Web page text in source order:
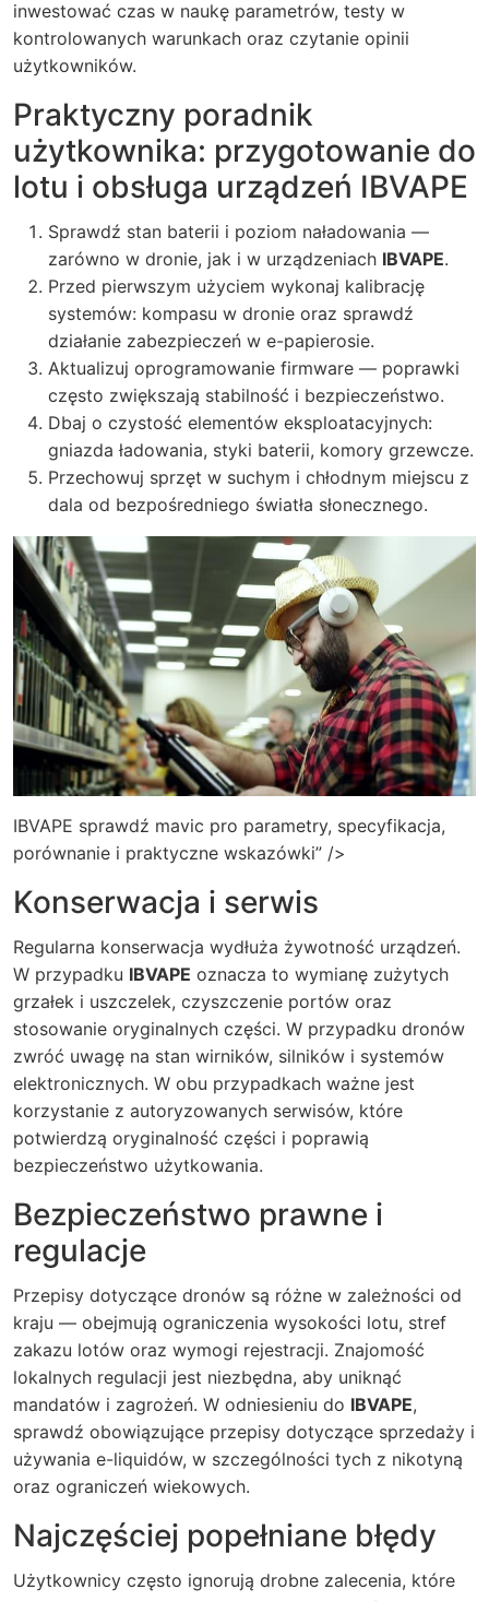
inwestować czas w naukę parametrów, testy w
kontrolowanych warunkach oraz czytanie opinii
użytkowników.
Praktyczny poradnik
użytkownika: przygotowanie do
lotu i obsługa urządzeń IBVAPE
Sprawdź stan baterii i poziom naładowania —
zarówno w dronie, jak i w urządzeniach IBVAPE.
Przed pierwszym użyciem wykonaj kalibrację
systemów: kompasu w dronie oraz sprawdź
działanie zabezpieczeń w e-papierosie.
Aktualizuj oprogramowanie firmware — poprawki
często zwiększają stabilność i bezpieczeństwo.
Dbaj o czystość elementów eksploatacyjnych:
gniazda ładowania, styki baterii, komory grzewcze.
Przechowuj sprzęt w suchym i chłodnym miejscu z
dala od bezpośredniego światła słonecznego.
IBVAPE sprawdź mavic pro parametry, specyfikacja,
porównanie i praktyczne wskazówki” />
Konserwacja i serwis
Regularna konserwacja wydłuża żywotność urządzeń.
W przypadku IBVAPE oznacza to wymianę zużytych
grzałek i uszczelek, czyszczenie portów oraz
stosowanie oryginalnych części. W przypadku dronów
zwróć uwagę na stan wirników, silników i systemów
elektronicznych. W obu przypadkach ważne jest
korzystanie z autoryzowanych serwisów, które
potwierdzą oryginalność części i poprawią
bezpieczeństwo użytkowania.
Bezpieczeństwo prawne i
regulacje
Przepisy dotyczące dronów są różne w zależności od
kraju — obejmują ograniczenia wysokości lotu, stref
zakazu lotów oraz wymogi rejestracji. Znajomość
lokalnych regulacji jest niezbędna, aby uniknąć
mandatów i zagrożeń. W odniesieniu do IBVAPE,
sprawdź obowiązujące przepisy dotyczące sprzedaży i
używania e-liquidów, w szczególności tych z nikotyną
oraz ograniczeń wiekowych.
Najczęściej popełniane błędy
Użytkownicy często ignorują drobne zalecenia, które